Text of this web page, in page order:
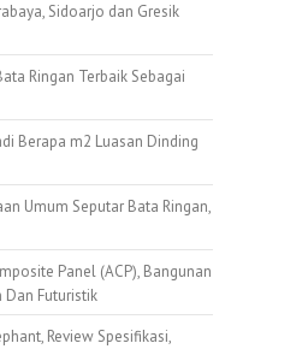
Sidoarjo dan Gresik
Ringan Terbaik Sebagai
Berapa m2 Luasan Dinding
Umum Seputar Bata Ringan,
Panel (ACP), Bangunan
Dan Futuristik
Review Spesifikasi,